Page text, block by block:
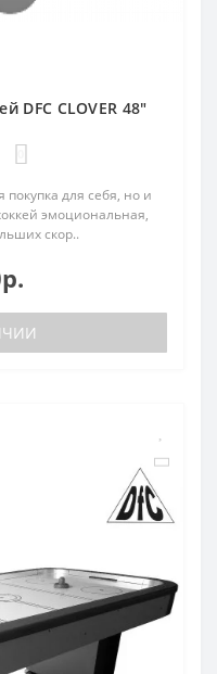
DFC CLOVER 48"
покупка для себя, но и
эмоциональная,
скор..